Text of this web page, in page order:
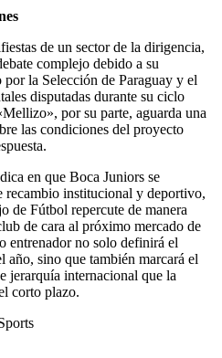
de un sector de la dirigencia,
complejo debido a su
la Selección de Paraguay y el
disputadas durante su ciclo
por su parte, aguarda una
las condiciones del proyecto
en que Boca Juniors se
recambio institucional y deportivo,
de Fútbol repercute de manera
de cara al próximo mercado de
entrenador no solo definirá el
año, sino que también marcará el
jerarquía internacional que la
corto plazo.